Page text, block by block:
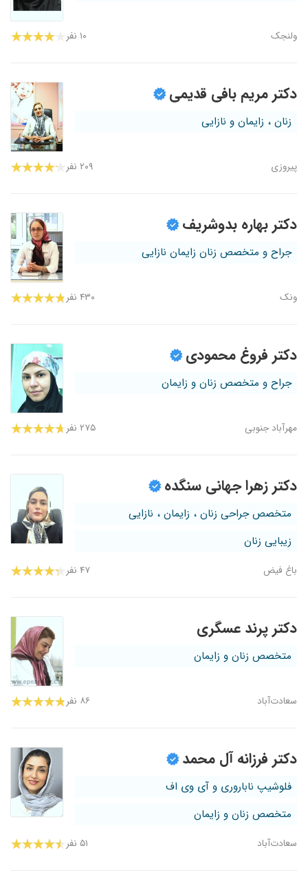
ولنجک ۱۰ نفر
دکتر مریم بافی قدیمی
زنان ، زایمان و نازایی
پیروزی ۲۰۹ نفر
دکتر بهاره بدوشریف
جراح و متخصص زنان زایمان نازایی
ونک ۴۳۰ نفر
دکتر فروغ محمودی
جراح و متخصص زنان و زایمان
مهرآباد جنوبی ۲۷۵ نفر
دکتر زهرا جهانی سنگده
متخصص جراحی زنان ، زایمان ، نازایی
زیبایی زنان
باغ فیض ۴۷ نفر
دکتر پرند عسگری
متخصص زنان و زایمان
سعادت‌آباد ۸۶ نفر
دکتر فرزانه آل محمد
فلوشیپ ناباروری و آی وی اف
متخصص زنان و زایمان
سعادت‌آباد ۵۱ نفر